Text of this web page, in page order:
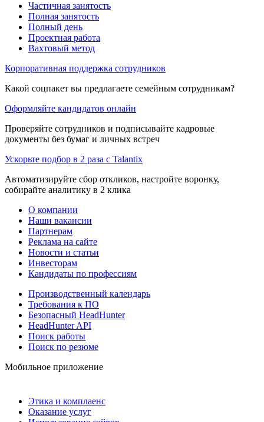
Частичная занятость
Полная занятость
Полный день
Проектная работа
Вахтовый метод
Корпоративная поддержка сотрудников
Какой соцпакет вы предлагаете семейным сотрудникам?
Оформляйте кандидатов онлайн
Проверяйте сотрудников и подписывайте кадровые
документы без бумаг и личных встреч
Ускорьте подбор в 2 раза с Talantix
Автоматизируйте сбор откликов, настройте воронку,
собирайте аналитику в 2 клика
О компании
Наши вакансии
Партнерам
Реклама на сайте
Новости и статьи
Инвесторам
Кандидаты по профессиям
Производственный календарь
Требования к ПО
Безопасный HeadHunter
HeadHunter API
Поиск работы
Поиск по резюме
Мобильное приложение
Этика и комплаенс
Оказание услуг